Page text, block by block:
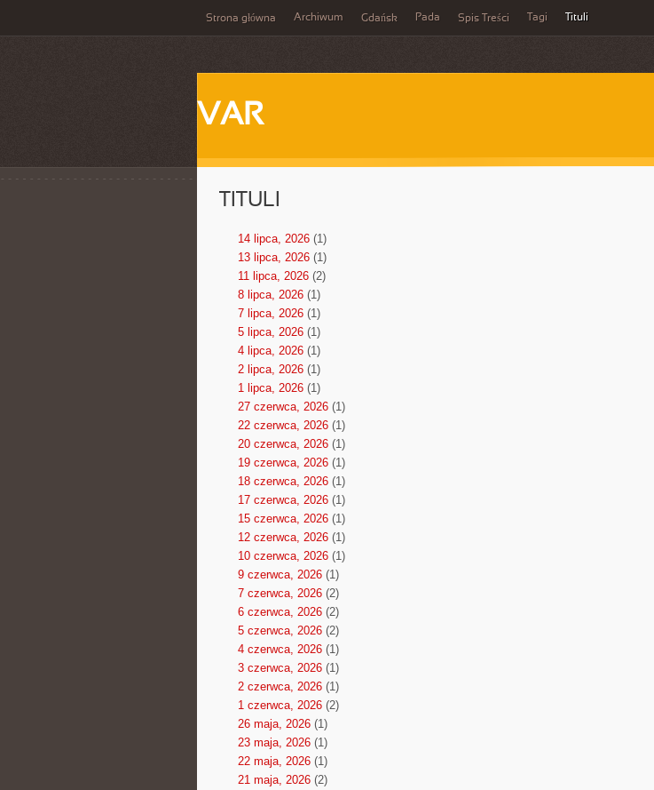
Strona główna Archiwum Gdańsk Pada Spis Treści Tagi Tituli
VAR
TITULI
14 lipca, 2026(1)
13 lipca, 2026(1)
11 lipca, 2026(2)
8 lipca, 2026(1)
7 lipca, 2026(1)
5 lipca, 2026(1)
4 lipca, 2026(1)
2 lipca, 2026(1)
1 lipca, 2026(1)
27 czerwca, 2026(1)
22 czerwca, 2026(1)
20 czerwca, 2026(1)
19 czerwca, 2026(1)
18 czerwca, 2026(1)
17 czerwca, 2026(1)
15 czerwca, 2026(1)
12 czerwca, 2026(1)
10 czerwca, 2026(1)
9 czerwca, 2026(1)
7 czerwca, 2026(2)
6 czerwca, 2026(2)
5 czerwca, 2026(2)
4 czerwca, 2026(1)
3 czerwca, 2026(1)
2 czerwca, 2026(1)
1 czerwca, 2026(2)
26 maja, 2026(1)
23 maja, 2026(1)
22 maja, 2026(1)
21 maja, 2026(2)